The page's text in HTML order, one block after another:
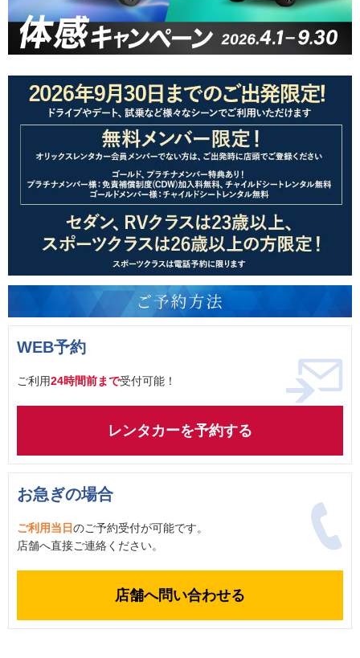
WEB予約
ご利用24時間前まで受付可能！
レンタカーを予約する
お急ぎの場合
ご利用当日のご予約受付が可能です。
店舗へ直接ご連絡ください。
店舗へ問い合わせる